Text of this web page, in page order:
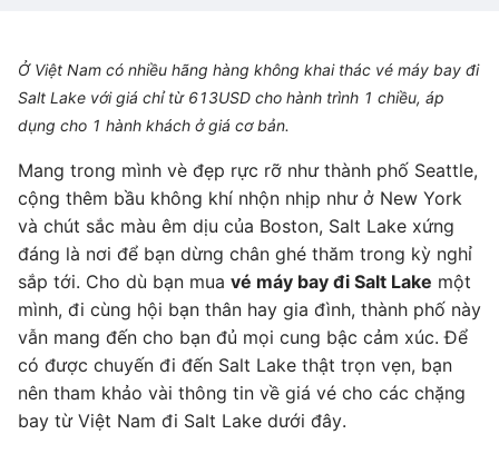
Ở Việt Nam có nhiều hãng hàng không khai thác vé máy bay đi
Salt Lake với giá chỉ từ 613USD cho hành trình 1 chiều, áp
dụng cho 1 hành khách ở giá cơ bản.
Mang trong mình vè đẹp rực rỡ như thành phố Seattle,
cộng thêm bầu không khí nhộn nhịp như ở New York
và chút sắc màu êm dịu của Boston, Salt Lake xứng
đáng là nơi để bạn dừng chân ghé thăm trong kỳ nghỉ
sắp tới. Cho dù bạn mua vé máy bay đi Salt Lake một
mình, đi cùng hội bạn thân hay gia đình, thành phố này
vẫn mang đến cho bạn đủ mọi cung bậc cảm xúc. Để
có được chuyến đi đến Salt Lake thật trọn vẹn, bạn
nên tham khảo vài thông tin về giá vé cho các chặng
bay từ Việt Nam đi Salt Lake dưới đây.